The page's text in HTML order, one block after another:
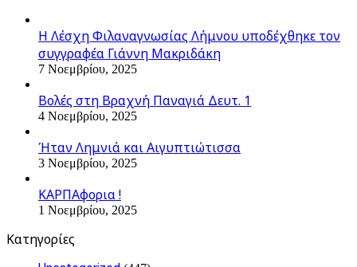
Η Λέσχη Φιλαναγνωσίας Λήμνου υποδέχθηκε τον
συγγραφέα Γιάννη Μακριδάκη
7 Νοεμβρίου, 2025
Βολές στη Βραχνή Παναγιά Δευτ. 1
4 Νοεμβρίου, 2025
Ήταν Λημνιά και Αιγυπτιώτισσα
3 Νοεμβρίου, 2025
ΚΑΡΠΑφορια !
1 Νοεμβρίου, 2025
Kατηγορίες